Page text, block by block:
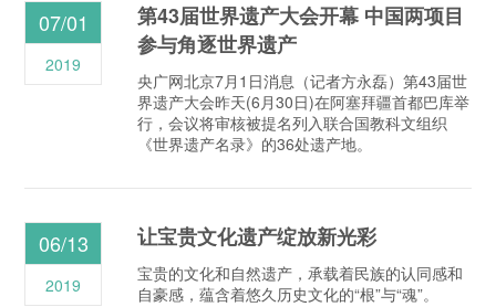
第43届世界遗产大会开幕 中国两项目
参与角逐世界遗产
央广网北京7月1日消息（记者方永磊）第43届世
界遗产大会昨天(6月30日)在阿塞拜疆首都巴库举
行，会议将审核被提名列入联合国教科文组织
《世界遗产名录》的36处遗产地。
07/01
2019
让宝贵文化遗产绽放新光彩
宝贵的文化和自然遗产，承载着民族的认同感和
自豪感，蕴含着悠久历史文化的“根”与“魂”。
06/13
2019